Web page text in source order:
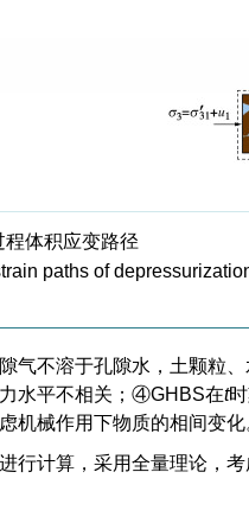
体积应变路径
paths of
气不溶于孔隙水，土颗粒
水平不相关；④GHBS在t
机械作用下物质的相间变化
行计算，采用全量理论，